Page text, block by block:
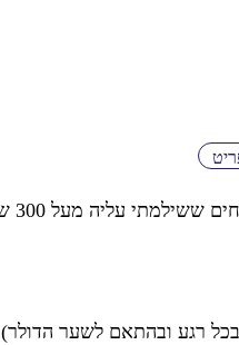
עליה מעל 300 שקל.
רגע ובהתאם לשער הדולר)